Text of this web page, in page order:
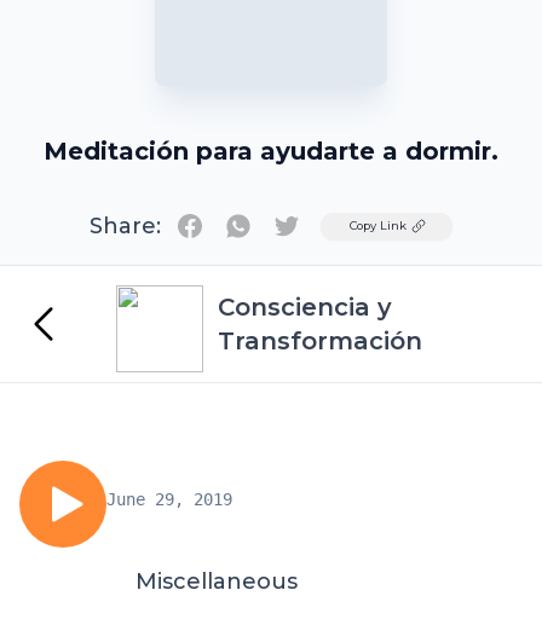
Meditación para ayudarte a dormir.
Share: TwitterCopy Link
Consciencia y
Transformación
June 29, 2019
Miscellaneous